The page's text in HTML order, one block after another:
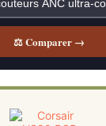
⚖ Comparer →